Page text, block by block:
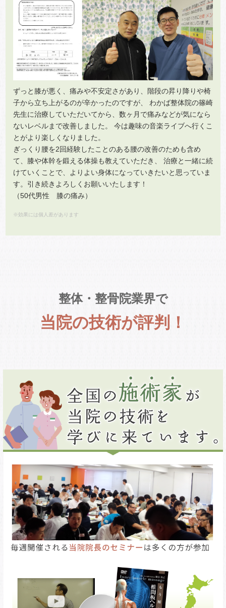
ずっと膝が悪く、痛みや不安定さがあり、階段の昇り降りや椅
子から立ち上がるのが辛かったのですが、 わかば整体院の篠崎
先生に治療していただいてから、数ヶ月で痛みなどが気になら
ないレベルまで改善しました。 今は趣味の音楽ライブへ行くこ
とがより楽しくなりました。
ぎっくり腰を2回経験したことのある腰の改善のためも含め
て、膝や体幹を鍛える体操も教えていただき、 治療と一緒に続
けていくことで、よりよい身体になっていきたいと思っていま
す。引き続きよろしくお願いいたします！
（50代男性 膝の痛み）
※効果には個人差があります
整体・整骨院業界で
当院の技術が評判！